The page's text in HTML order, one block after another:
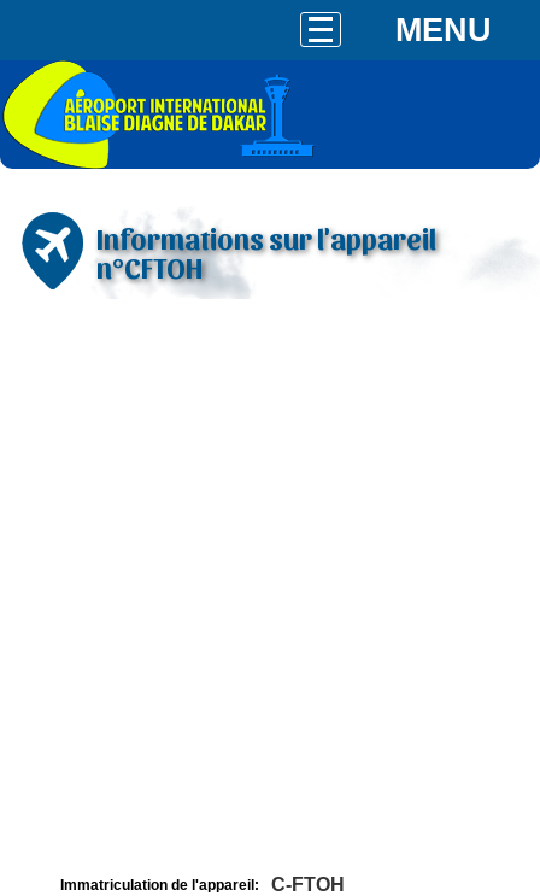
MENU
Informations sur l'appareil
n°CFTOH
Immatriculation de l'appareil: C-FTOH